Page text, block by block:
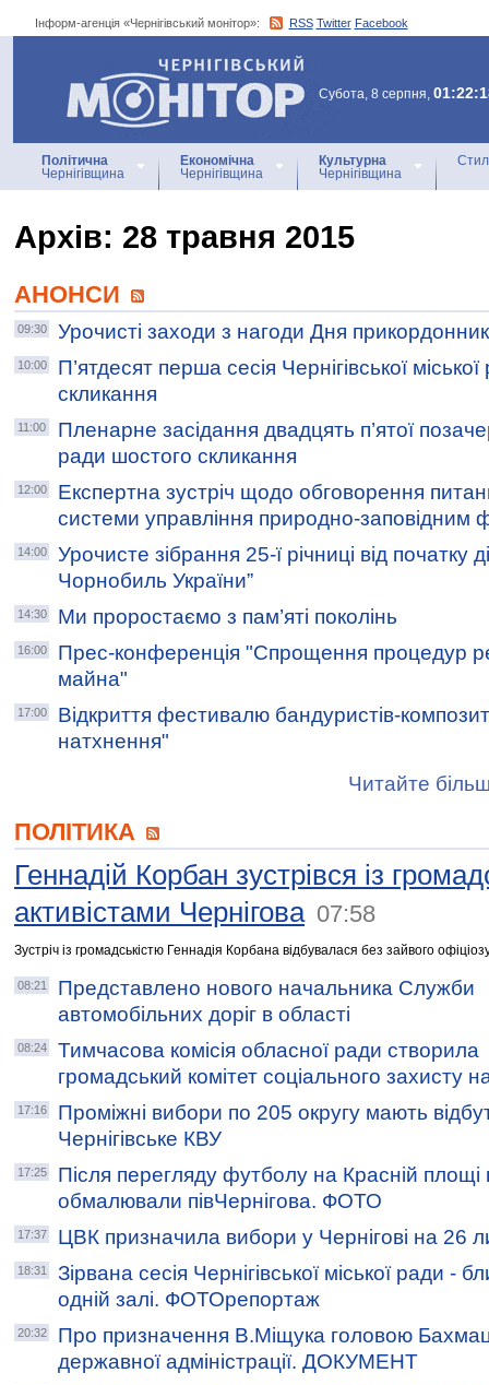
Інформ-агенція «Чернігівський монітор»: RSS Twitter Facebook
Інформ-агенція
«Чернігівський монітор»
Субота, 8 серпня,
Політична
Чернігівщина
Економічна
Чернігівщина
Культурна
Чернігівщина
Архiв: 28 травня 2015
АНОНСИ
09:30 Урочисті заходи з нагоди Дня
10:00
П’ятдесят перша сесія Чернігівської
скликання
11:00
Пленарне засідання двадцять п’ятої
ради шостого скликання
12:00
Експертна зустріч щодо обговорення
системи управління природно-заповідним
14:00
Урочисте зібрання 25-ї річниці від початку
Чорнобиль України”
14:30 Ми проростаємо з пам’яті поколінь
16:00
Прес-конференція "Спрощення процедур
майна"
17:00
Відкриття фестивалю бандуристів-
натхнення"
Читайте
ПОЛІТИКА
Геннадій Корбан зустрівся із
активістами Чернігова 07:58
Зустріч із громадськістю Геннадія Корбана відбувалася без зайвого
08:21
Представлено нового начальника Служби
автомобільних доріг в області
08:24
Тимчасова комісія обласної ради створила
громадський комітет соціального захисту
17:16
Проміжні вибори по 205 округу мають
Чернігівське КВУ
17:25
Після перегляду футболу на Красній площі
обмалювали півЧернігова. ФОТО
17:37 ЦВК призначила вибори у Чернігові на
18:31
Зірвана сесія Чернігівської міської ради -
одній залі. ФОТОрепортаж
20:32
Про призначення В.Міщука головою
державної адміністрації. ДОКУМЕНТ